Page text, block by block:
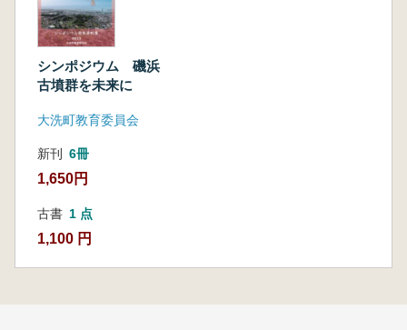
シンポジウム 磯浜
古墳群を未来に
大洗町教育委員会
新刊 6冊
1,650円
古書 1 点
1,100 円